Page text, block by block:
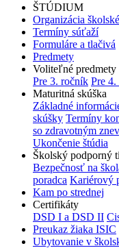
ŠTÚDIUM
Organizácia
Termíny súťaží
Formuláre a tlačivá
Predmety
Voliteľné predmety
Pre 3. ročník Pre
Maturitná skúška
Základné
skúšky Termíny
so zdravotným
Ukončenie štúdia
Školský podporný
Bezpečnosť na
poradca Kariérový
Kam po strednej
Certifikáty
DSD I a DSD II
Preukaz žiaka ISIC
Ubytovanie v